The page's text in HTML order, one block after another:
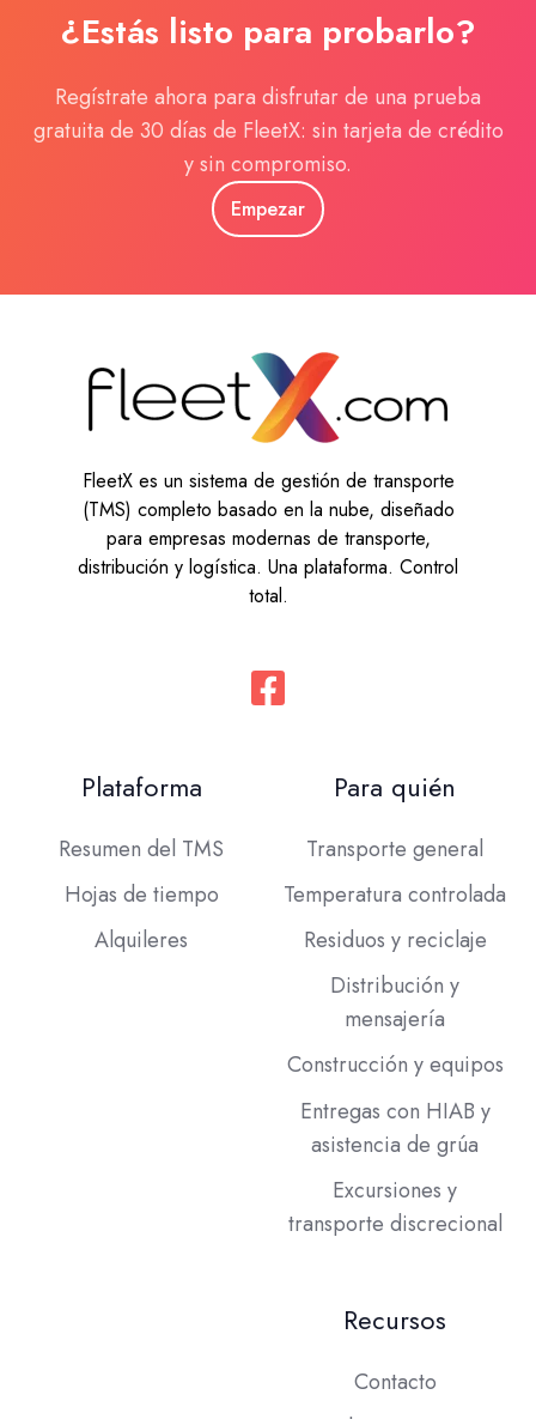
¿Estás listo para probarlo?
Regístrate ahora para disfrutar de una prueba
gratuita de 30 días de FleetX: sin tarjeta de crédito
y sin compromiso.
Empezar
FleetX es un sistema de gestión de transporte
(TMS) completo basado en la nube, diseñado
para empresas modernas de transporte,
distribución y logística. Una plataforma. Control
total.
Plataforma
Resumen del TMS
Hojas de tiempo
Alquileres
Para quién
Transporte general
Temperatura controlada
Residuos y reciclaje
Distribución y
mensajería
Construcción y equipos
Entregas con HIAB y
asistencia de grúa
Excursiones y
transporte discrecional
Recursos
Contacto